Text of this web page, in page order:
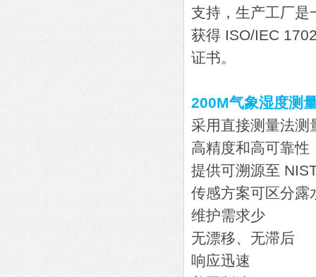
支持，生产工厂
获得 ISO/IEC
证书。
200M气象湿度测
采用直接测量法测
高精度和高可靠性
提供可溯源至
传感方案可区分露
维护需求少
无漂移、无滞后
响应迅速